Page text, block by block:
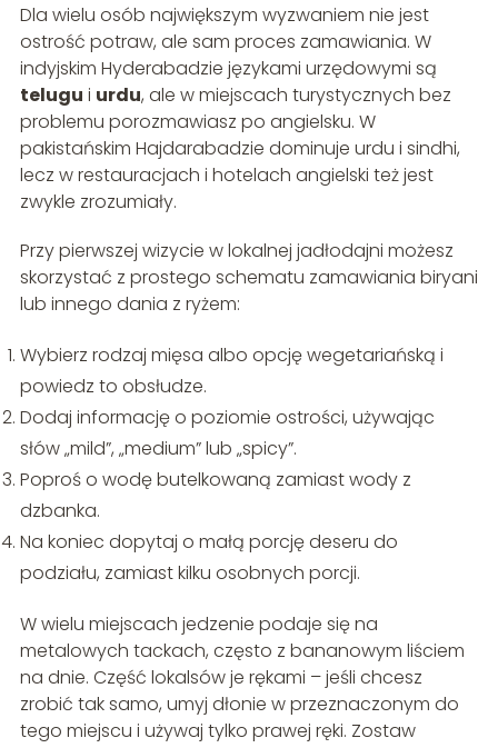
Dla wielu osób największym wyzwaniem nie jest
ostrość potraw, ale sam proces zamawiania. W
indyjskim Hyderabadzie językami urzędowymi są
telugu i urdu, ale w miejscach turystycznych bez
problemu porozmawiasz po angielsku. W
pakistańskim Hajdarabadzie dominuje urdu i sindhi,
lecz w restauracjach i hotelach angielski też jest
zwykle zrozumiały.
Przy pierwszej wizycie w lokalnej jadłodajni możesz
skorzystać z prostego schematu zamawiania biryani
lub innego dania z ryżem:
Wybierz rodzaj mięsa albo opcję wegetariańską i
powiedz to obsłudze.
Dodaj informację o poziomie ostrości, używając
słów „mild”, „medium” lub „spicy”.
Poproś o wodę butelkowaną zamiast wody z
dzbanka.
Na koniec dopytaj o małą porcję deseru do
podziału, zamiast kilku osobnych porcji.
W wielu miejscach jedzenie podaje się na
metalowych tackach, często z bananowym liściem
na dnie. Część lokalsów je rękami – jeśli chcesz
zrobić tak samo, umyj dłonie w przeznaczonym do
tego miejscu i używaj tylko prawej ręki. Zostaw